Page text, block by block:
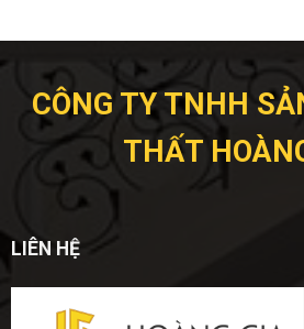
CÔNG TY TNHH
THẤT
LIÊN HỆ